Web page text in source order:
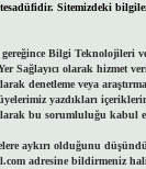
Sitemizdeki
gereğince Bilgi Teknolojileri
Sağlayıcı olarak hizmet
denetleme veya
yazdıkları
bu sorumluluğu kabul
aykırı olduğunu
adresine bildirmeniz